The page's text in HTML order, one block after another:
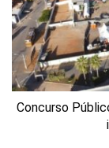
Concurso